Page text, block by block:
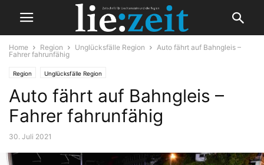
Home Region Unglücksfälle Region
Auto fährt auf Bahngleis –
Fahrer fahrunfähig
Region Unglücksfälle Region
Auto fährt auf Bahngleis –
Fahrer fahrunfähig
30. Juli 2021